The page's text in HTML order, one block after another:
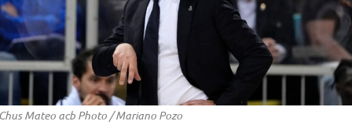
Mateo acb Photo / Mariano Pozo